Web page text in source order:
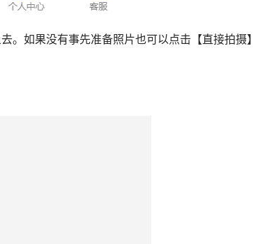
。如果没有事先准备照片也可以点击【直接拍摄